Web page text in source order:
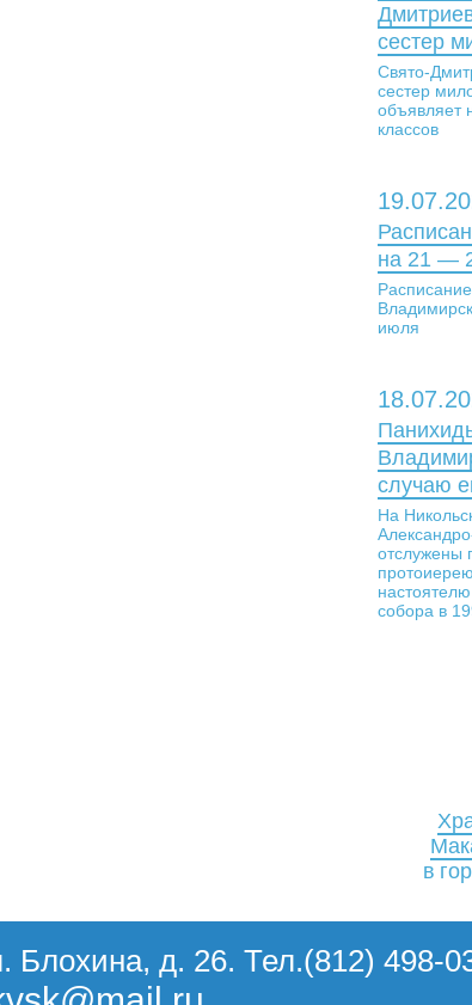
сестер
Свято-
сестер
объявляет
классов
на 21 —
июля
случаю
На
отслужены
собора в
в
Блохина, д. 26. Тел.(812) 498-